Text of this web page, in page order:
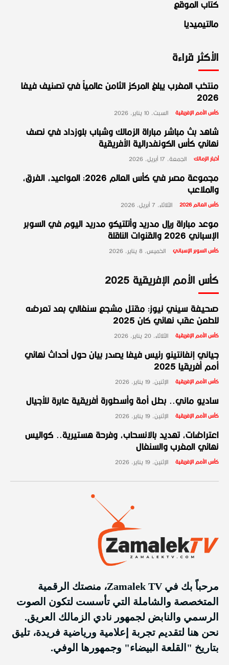
كتاب الموقع
مالتيميديا
الأكثر قراءة
منتخب المغرب يبلغ المركز الثامن عالمياً في تصنيف فيفا
2026
كأس الأمم الإفريقية السبت، 10 يناير، 2026
شاهد بث مباشر مباراة الزمالك وشباب بلوزداد في نصف
نهائي كأس الكونفدرالية الأفريقية
أخبار الزمالك الجمعة، 17 أبريل، 2026
مجموعة مصر في كأس العالم 2026: المواعيد، الفرق،
والملاعب
كأس العالم 2026 الثلاثاء، 7 أبريل، 2026
موعد مباراة ريال مدريد وأتلتيكو مدريد اليوم في السوبر
الإسباني 2026 والقنوات الناقلة
كأس السوبر الإسباني الخميس، 8 يناير، 2026
كأس الأمم الإفريقية 2025
صحيفة سيني نيوز: مقتل مشجع سنغالي بعد تعرضه
للطعن عقب نهائي كان 2025
كأس الأمم الإفريقية الثلاثاء، 20 يناير، 2026
جياني إنفانتينو رئيس فيفا يصدر بيان حول أحداث نهائي
أمم أفريقيا 2025
كأس الأمم الإفريقية الإثنين، 19 يناير، 2026
ساديو ماني.. بطل أمة وأسطورة أفريقية عابرة للأجيال
كأس الأمم الإفريقية الإثنين، 19 يناير، 2026
اعتراضات، تهديد بالانسحاب، وفرحة هستيرية.. كواليس
نهائي المغرب والسنغال
كأس الأمم الإفريقية الإثنين، 19 يناير، 2026
مرحباً بك في Zamalek TV، منصتك الرقمية
المتخصصة والشاملة التي تأسست لتكون الصوت
الرسمي والنابض لجمهور نادي الزمالك العريق.
نحن هنا لتقديم تجربة إعلامية ورياضية فريدة، تليق
بتاريخ "القلعة البيضاء" وجمهورها الوفي.